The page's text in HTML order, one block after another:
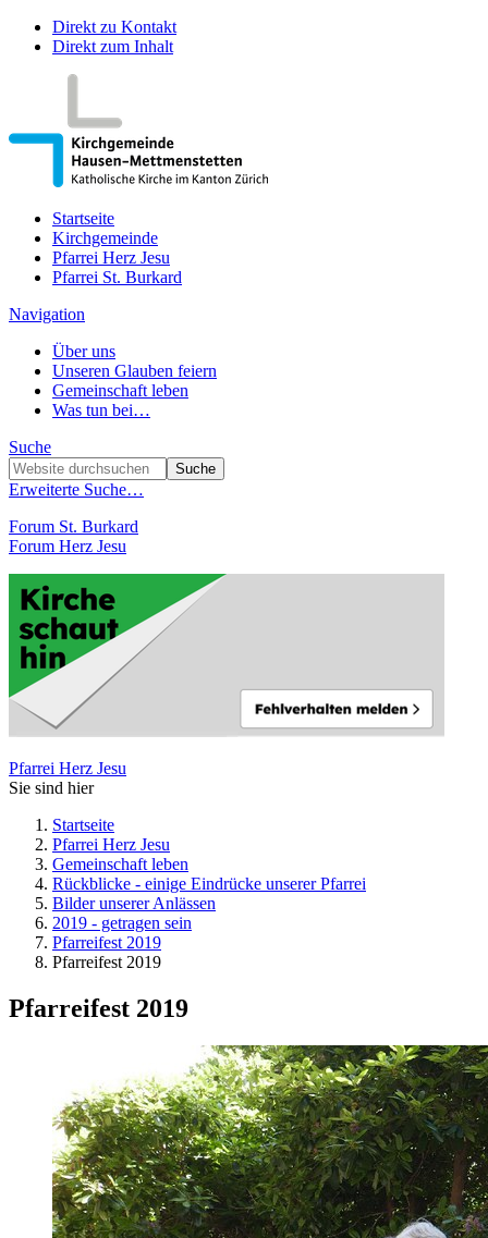
Direkt zu Kontakt
Direkt zum Inhalt
Startseite
Kirchgemeinde
Pfarrei Herz Jesu
Pfarrei St. Burkard
Navigation
Über uns
Unseren Glauben feiern
Gemeinschaft leben
Was tun bei…
Suche
Erweiterte Suche…
Forum St. Burkard
Forum Herz Jesu
Pfarrei Herz Jesu
Sie sind hier
Startseite
Pfarrei Herz Jesu
Gemeinschaft leben
Rückblicke - einige Eindrücke unserer Pfarrei
Bilder unserer Anlässen
2019 - getragen sein
Pfarreifest 2019
Pfarreifest 2019
Pfarreifest 2019